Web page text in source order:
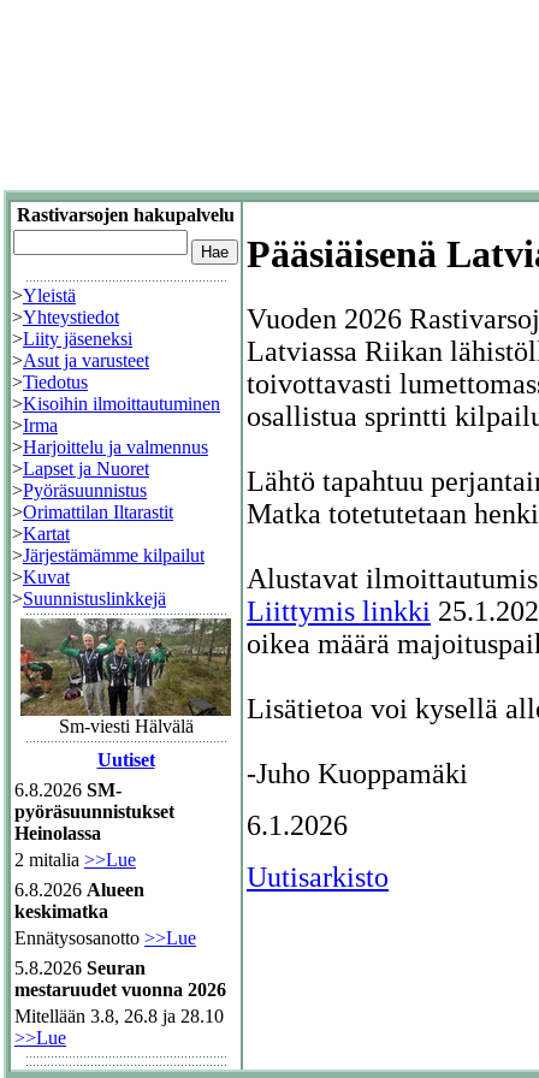
Rastivarsojen hakupalvelu
>Yleistä
>Yhteystiedot
>Liity jäseneksi
>Asut ja varusteet
>Tiedotus
>Kisoihin ilmoittautuminen
>Irma
>Harjoittelu ja valmennus
>Lapset ja Nuoret
>Pyöräsuunnistus
>Orimattilan Iltarastit
>Kartat
>Järjestämämme kilpailut
>Kuvat
>Suunnistuslinkkejä
Sm-viesti Hälvälä
Uutiset
6.8.2026 SM-
pyöräsuunnistukset
Heinolassa
2 mitalia >>Lue
6.8.2026 Alueen
keskimatka
Ennätysosanotto >>Lue
5.8.2026 Seuran
mestaruudet vuonna 2026
Mitellään 3.8, 26.8 ja 28.10
>>Lue
Pääsiäisenä
Vuoden 2026
Latviassa Riikan
toivottavasti
osallistua sprintti
Lähtö tapahtuu
Matka totetutetaan
Alustavat
Liittymis linkki
oikea määrä
Lisätietoa voi kysellä
-Juho Kuoppamäki
6.1.2026
Uutisarkisto